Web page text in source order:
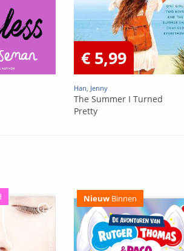
€ 5,99
Han, Jenny
The Summer I Turned
Pretty
Nieuw Binnen